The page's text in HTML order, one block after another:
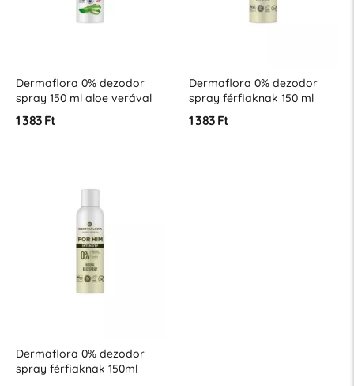
Dermaflora 0% dezodor
spray 150 ml aloe verával
1 383 Ft
Dermaflora 0% dezodor
spray férfiaknak 150 ml
Serenity
1 383 Ft
Dermaflora 0% dezodor
spray férfiaknak 150ml